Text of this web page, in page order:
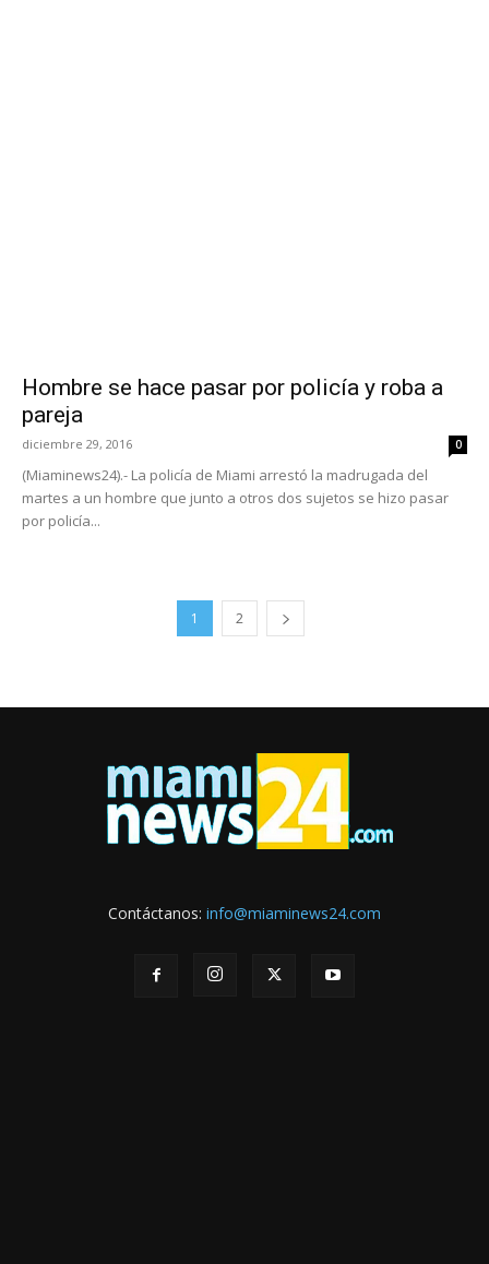
Hombre se hace pasar por policía y roba a
pareja
diciembre 29, 2016 0
(Miaminews24).- La policía de Miami arrestó la madrugada del
martes a un hombre que junto a otros dos sujetos se hizo pasar
por policía...
1 2
Contáctanos: info@miaminews24.com